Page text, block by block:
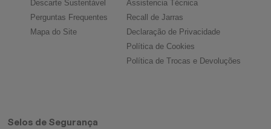
Descarte Sustentável
Perguntas Frequentes
Mapa do Site
Assistencia Técnica
Recall de Jarras
Declaração de Privacidade
Política de Cookies
Política de Trocas e Devoluções
Selos de Segurança